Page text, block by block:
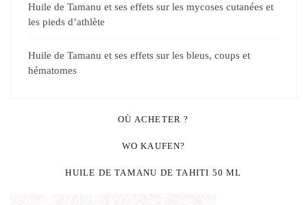
Huile de Tamanu et ses effets sur les mycoses cutanées et
les pieds d’athlète
Huile de Tamanu et ses effets sur les bleus, coups et
hématomes
OÙ ACHETER ?
WO KAUFEN?
HUILE DE TAMANU DE TAHITI 50 ML